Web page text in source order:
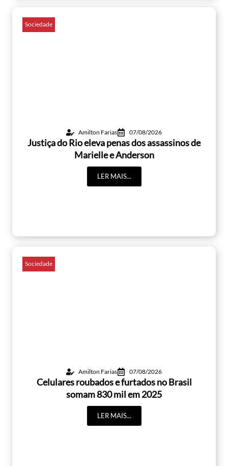
Sociedade
Amilton Farias 07/08/2026
Justiça do Rio eleva penas dos assassinos de
Marielle e Anderson
LER MAIS...
Sociedade
Amilton Farias 07/08/2026
Celulares roubados e furtados no Brasil
somam 830 mil em 2025
LER MAIS...